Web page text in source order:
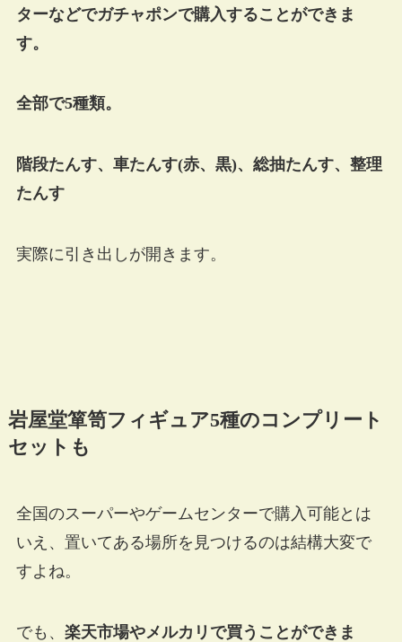
ターなどでガチャポンで購入することができま
す。
全部で5種類。
階段たんす、車たんす(赤、黒)、総抽たんす、整理
たんす
実際に引き出しが開きます。
岩屋堂箪笥フィギュア5種のコンプリート
セットも
全国のスーパーやゲームセンターで購入可能とは
いえ、置いてある場所を見つけるのは結構大変で
すよね。
でも、 楽天市場やメルカリで買うことができま